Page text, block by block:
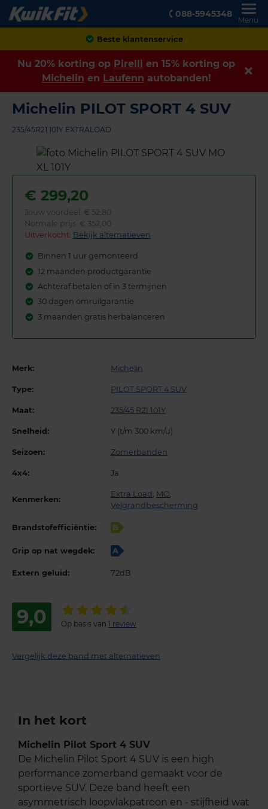
088-5945348
Menu
Achteraf betalen
Nu 20% korting op Pirelli en 15% korting op
Michelin en Laufenn autobanden!
Michelin PILOT SPORT 4 SUV
235/45R21 101Y EXTRALOAD
€ 299,20
Jouw voordeel: € 52,80
Normale prijs: € 352,00
Uitverkocht: Bekijk alternatieven
Binnen 1 uur gemonteerd
12 maanden productgarantie
Achteraf betalen of in 3 termijnen
30 dagen omruilgarantie
3 maanden gratis herbalanceren
Merk: Michelin
Type: PILOT SPORT 4 SUV
Maat: 235/45 R21 101Y
Snelheid: Y (t/m 300 km/u)
Seizoen: Zomerbanden
4x4: Ja
Kenmerken:
Extra Load , MO,
Velgrandbescherming
Brandstofefficiëntie: B
Grip op nat wegdek: A
Extern geluid: 72dB
9,0 Op basis van 1 review
Vergelijk deze band met alternatieven
In het kort
Michelin Pilot Sport 4 SUV
De Michelin Pilot Sport 4 SUV is een high
performance zomerband gemaakt voor de
sportieve SUV. Deze band heeft een
asymmetrisch loopvlakpatroon en - stijfheid wat